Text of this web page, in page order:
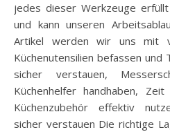
jedes dieser Werkzeuge
und kann unseren
Artikel werden wir uns mit
Küchenutensilien befassen und
sicher verstauen,
Küchenhelfer handhaben,
Küchenzubehör effektiv
sicher verstauen Die richtige